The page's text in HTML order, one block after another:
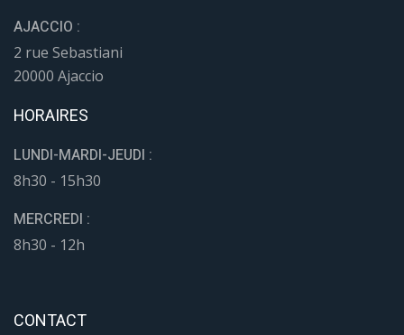
AJACCIO :
2 rue Sebastiani
20000 Ajaccio
HORAIRES
LUNDI-MARDI-JEUDI :
8h30 - 15h30
MERCREDI :
8h30 - 12h
CONTACT